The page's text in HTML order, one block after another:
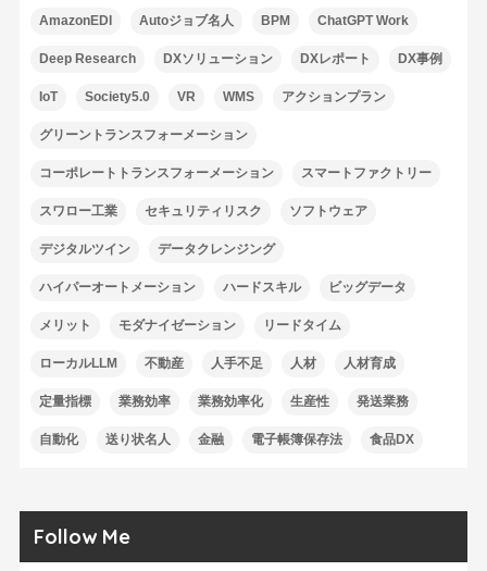
AmazonEDI Autoジョブ名人 BPM ChatGPT Work
Deep Research DXソリューション DXレポート DX事例
IoT Society5.0 VR WMS アクションプラン
グリーントランスフォーメーション
コーポレートトランスフォーメーション スマートファクトリー
スワロー工業 セキュリティリスク ソフトウェア
デジタルツイン データクレンジング
ハイパーオートメーション ハードスキル ビッグデータ
メリット モダナイゼーション リードタイム
ローカルLLM 不動産 人手不足 人材 人材育成
定量指標 業務効率 業務効率化 生産性 発送業務
自動化 送り状名人 金融 電子帳簿保存法 食品DX
Follow Me